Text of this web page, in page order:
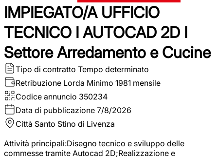
IMPIEGATO/A UFFICIO
TECNICO I AUTOCAD 2D I
Settore Arredamento e Cucine
Tipo di contratto Tempo determinato
Retribuzione Lorda Minimo 1981 mensile
Codice annuncio 350234
Data di pubblicazione 7/8/2026
Città Santo Stino di Livenza
Attività principali:Disegno tecnico e sviluppo delle
commesse tramite Autocad 2D;Realizzazione e